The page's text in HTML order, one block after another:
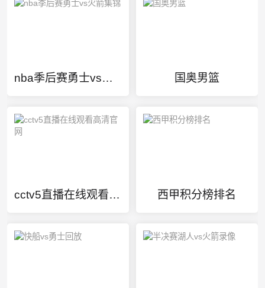
nba季后赛勇士vs火箭集锦 国奥男篮
cctv5直播在线观看高清官网 西甲积分榜排名